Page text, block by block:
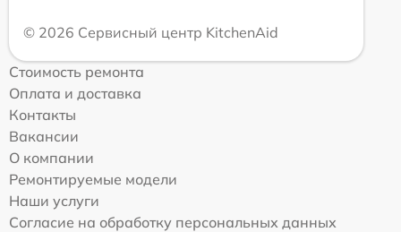
© 2026 Сервисный центр KitchenAid
Стоимость ремонта
Оплата и доставка
Контакты
Вакансии
О компании
Ремонтируемые модели
Наши услуги
Согласие на обработку персональных данных